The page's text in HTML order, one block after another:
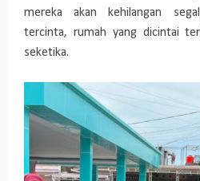
mereka akan kehilangan
tercinta, rumah yang dicintai
seketika.